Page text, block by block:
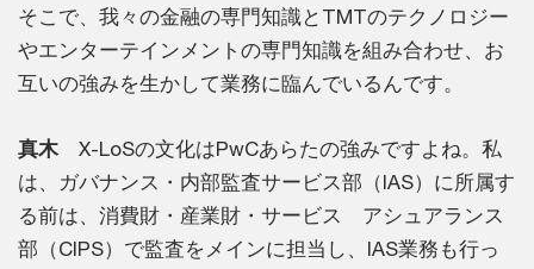
そこで、我々の金融の専門知識とTMTのテクノロジー
やエンターテインメントの専門知識を組み合わせ、お
互いの強みを生かして業務に臨んでいるんです。
真木X-LoSの文化はPwCあらたの強みですよね。私
は、ガバナンス・内部監査サービス部（IAS）に所属す
る前は、消費財・産業財・サービス アシュアランス
部（CIPS）で監査をメインに担当し、IAS業務も行っ